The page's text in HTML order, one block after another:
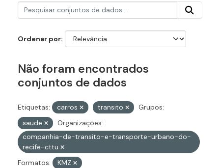
Ordenar por
Não foram encontrados
conjuntos de dados
Etiquetas: carros transito
Grupos:
saude
Organizações:
companhia-de-transito-e-transporte-urbano-do-
recife-cttu
Formatos:
KMZ